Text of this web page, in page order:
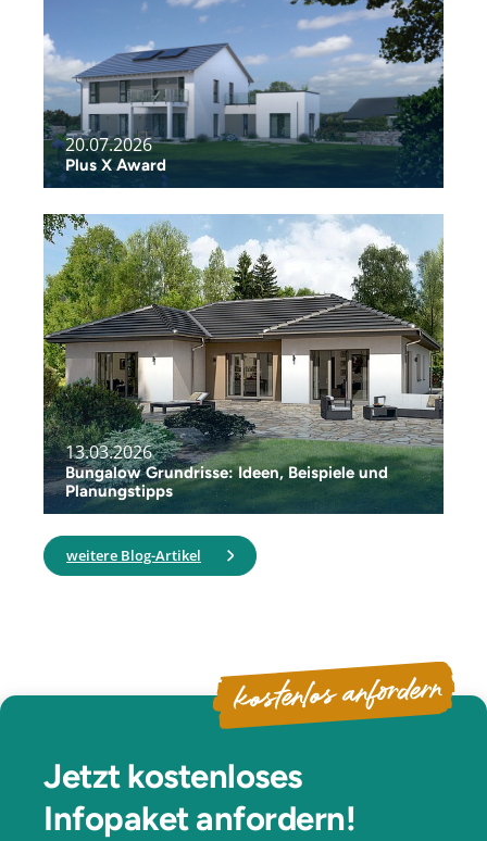
20.07.2026
Plus X Award
13.03.2026
Bungalow Grundrisse: Ideen, Beispiele und
Planungstipps
weitere Blog-Artikel
Jetzt kostenloses
Infopaket anfordern!
kostenlos anfordern